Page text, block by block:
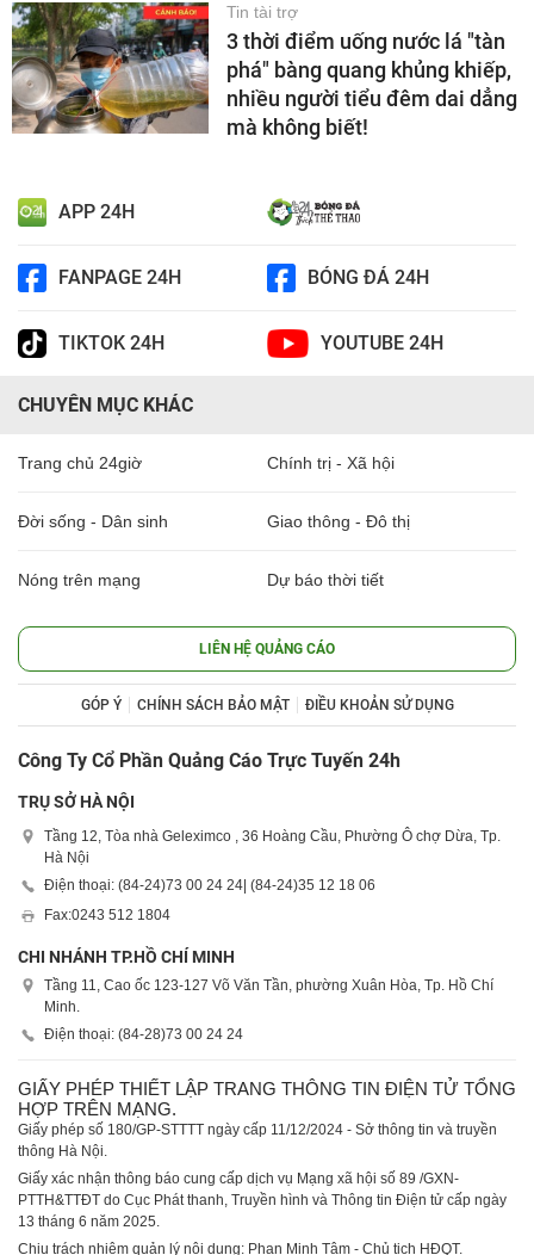
Tin tài trợ
3 thời điểm uống nước lá "tàn
phá" bàng quang khủng khiếp,
nhiều người tiểu đêm dai dẳng
mà không biết!
APP 24H
FANPAGE 24H BÓNG ĐÁ 24H
TIKTOK 24H YOUTUBE 24H
CHUYÊN MỤC KHÁC
Trang chủ 24giờ Chính trị - Xã hội
Đời sống - Dân sinh Giao thông - Đô thị
Nóng trên mạng Dự báo thời tiết
LIÊN HỆ QUẢNG CÁO
GÓP Ý CHÍNH SÁCH BẢO MẬT ĐIỀU KHOẢN SỬ DỤNG
Công Ty Cổ Phần Quảng Cáo Trực Tuyến 24h
TRỤ SỞ HÀ NỘI
Tầng 12, Tòa nhà Geleximco , 36 Hoàng Cầu, Phường Ô chợ Dừa, Tp.
Hà Nội
Điện thoại: (84-24)73 00 24 24 | (84-24)35 12 18 06
Fax:0243 512 1804
CHI NHÁNH TP.HỒ CHÍ MINH
Tầng 11, Cao ốc 123-127 Võ Văn Tần, phường Xuân Hòa, Tp. Hồ Chí
Minh.
Điện thoại: (84-28)73 00 24 24
GIẤY PHÉP THIẾT LẬP TRANG THÔNG TIN ĐIỆN TỬ TỔNG
HỢP TRÊN MẠNG.
Giấy phép số 180/GP-STTTT ngày cấp 11/12/2024 - Sở thông tin và truyền
thông Hà Nội.
Giấy xác nhận thông báo cung cấp dịch vụ Mạng xã hội số 89 /GXN-
PTTH&TTĐT do Cục Phát thanh, Truyền hình và Thông tin Điện tử cấp ngày
13 tháng 6 năm 2025.
Chịu trách nhiệm quản lý nội dung: Phan Minh Tâm - Chủ tịch HĐQT.